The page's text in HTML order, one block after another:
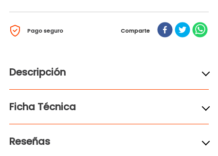
Pago seguro Comparte
Descripción
Ficha Técnica
Reseñas